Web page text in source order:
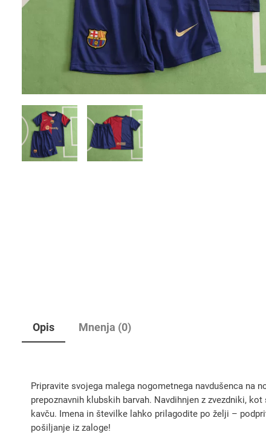
Opis Mnenja (0)
Pripravite svojega malega nogometnega navdušenca
prepoznavnih klubskih barvah. Navdihnjen z zvezdniki,
kavču. Imena in številke lahko prilagodite po želji –
pošiljanje iz zaloge!